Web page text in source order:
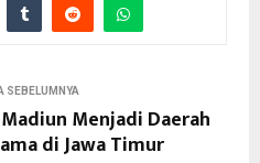
SEBELUMNYA
Menjadi Daerah
di Jawa Timur